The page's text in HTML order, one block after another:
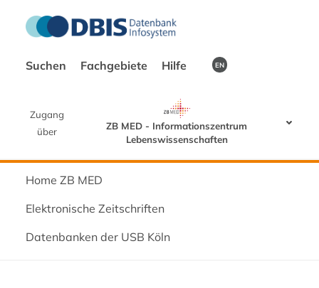
Suchen Fachgebiete Hilfe EN
Zugang
über
ZB MED - Informationszentrum
Lebenswissenschaften
Home ZB MED
Elektronische Zeitschriften
Datenbanken der USB Köln